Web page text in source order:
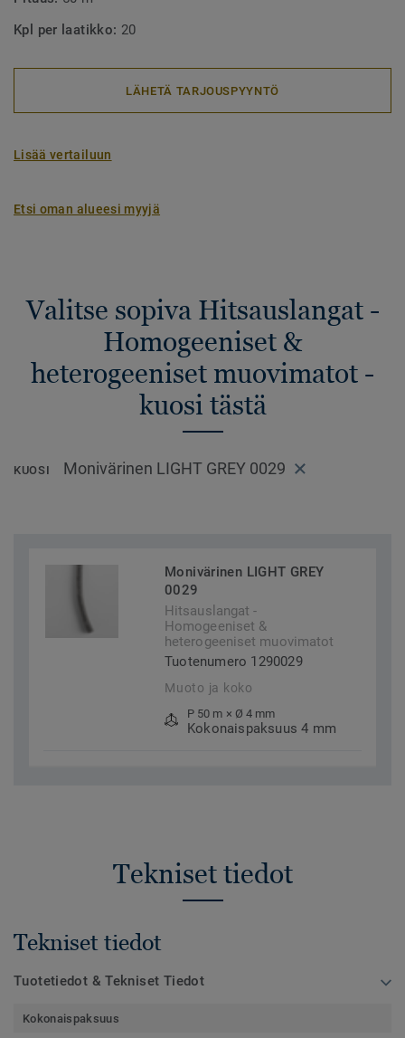
Kpl per laatikko: 20
LÄHETÄ TARJOUSPYYNTÖ
Lisää vertailuun
Etsi oman alueesi myyjä
Valitse sopiva Hitsauslangat -
Homogeeniset &
heterogeeniset muovimatot -
kuosi tästä
KUOSI Monivärinen LIGHT GREY 0029
Monivärinen LIGHT GREY
0029
Hitsauslangat -
Homogeeniset &
heterogeeniset muovimatot
Tuotenumero 1290029
Muoto ja koko
P 50 m × Ø 4 mm
Kokonaispaksuus 4 mm
Tekniset tiedot
Tekniset tiedot
Tuotetiedot & Tekniset Tiedot
Kokonaispaksuus